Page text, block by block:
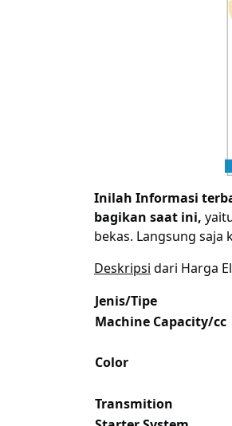
Inilah Informasi
bagikan saat ini,
bekas. Langsung saja
Deskripsi dari Harga
Jenis/Tipe
Machine Capacity/cc
Color
Transmition